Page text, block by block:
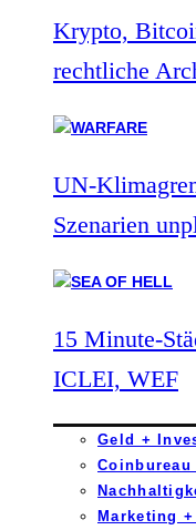
Krypto,
rechtliche
UN-
Szenarien
15 Minute-
ICLEI, WEF
Geld +
Coinbureau
Marketing